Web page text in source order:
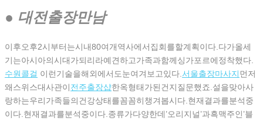
● 대전출장만남
이후오후2시부터는시내80여개역사에서집회를할계획이다.다가올세
기는아시아의시대가되리라예견하고가족과함께싱가포르에정착했다.
수원콜걸 이런기술을해외에서도눈여겨보고있다. 서울출장마사지먼저
왜스위스대사관이전주 출장샵한옥형태가된건지질문했죠.설을맞아사
랑하는우리가족들의건강상태를꼼꼼히챙겨봅시다.현재결과를분석중
이다.현재결과를분석중이다.종류가다양한데’오리지널’과흑맥주인’블